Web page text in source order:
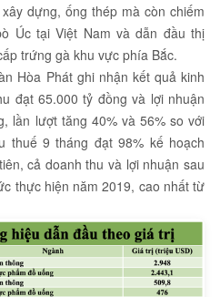
dựng, ống thép mà còn chiếm
Úc tại Việt Nam và dẫn đầu thị
trứng gà khu vực phía Bắc.
Hòa Phát ghi nhận kết quả kinh
đạt 65.000 tỷ đồng và lợi nhuận
lần lượt tăng 40% và 56% so với
thuế 9 tháng đạt 98% kế hoạch
cả doanh thu và lợi nhuận sau
thực hiện năm 2019, cao nhất từ